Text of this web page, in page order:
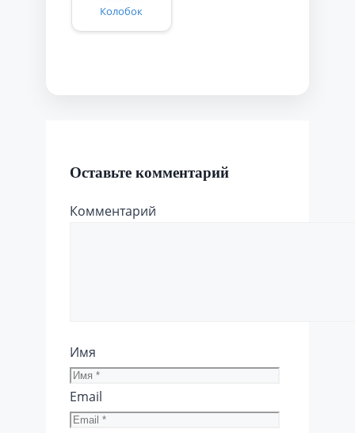
Колобок
Оставьте комментарий
Комментарий
Имя
Email